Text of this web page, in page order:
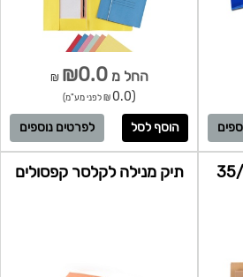
החל מ₪0.0
₪
(0.0 ₪ לפני מע"מ)
לפרטים נוספים
חוץ 35/50
תיק מנילה לקלסר קפסולים